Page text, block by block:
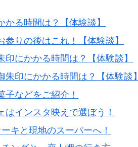
る時間は？【体験談】
りの後はこれ！【体験談】
にかかる時間は？【体験談】
印にかかる時間は？【体験談】
などをご紹介！
インスタ映えで選ぼう！
キと現地のスーパーへ！